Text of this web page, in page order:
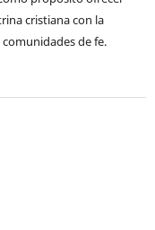
cristiana con la
comunidades de fe.